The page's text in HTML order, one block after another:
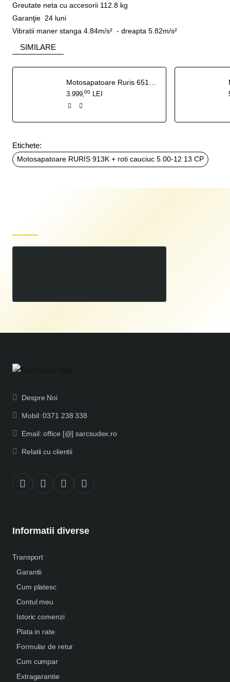
Greutate neta cu accesorii 112.8 kg
Garanţie 24 luni
Vibratii maner stanga 4.84m/s² - dreapta 5.82m/s²
SIMILARE
3.999 00 LEI
Etichete:
Motosapatoare RURIS 913K + roti cauciuc 5.00-12 13 CP
Despre Noi
Mobil: 0371 238 338
Email: office [@] sarcsudex.ro
Relatii cu clientii
Informatii diverse
Transport
Garantii
Cum platesc
Contul meu
Istoric comenzi
Plata in rate
Formular de retur
Cum cumpar
Extragarantie